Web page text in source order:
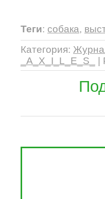
Теги: собака,
Категория:
_A_X_I_L_E_S_